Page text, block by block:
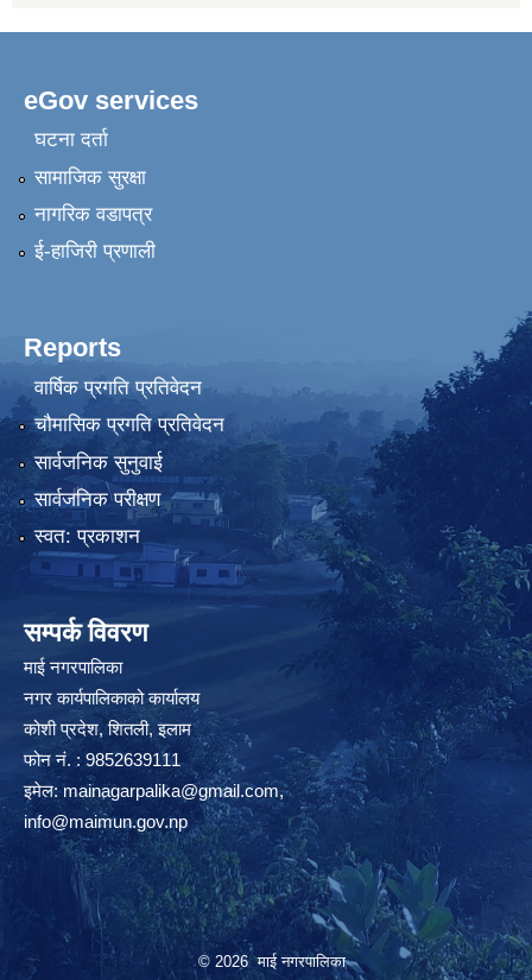
eGov services
घटना दर्ता
सामाजिक सुरक्षा
नागरिक वडापत्र
ई-हाजिरी प्रणाली
Reports
वार्षिक प्रगति प्रतिवेदन
चौमासिक प्रगति प्रतिवेदन
सार्वजनिक सुनुवाई
सार्वजनिक परीक्षण
स्वत: प्रकाशन
सम्पर्क विवरण
माई नगरपालिका
नगर कार्यपालिकाको कार्यालय
कोशी प्रदेश, शितली, इलाम
फोन नं. : 9852639111
इमेल:mainagarpalika@gmail.com,
info@maimun.gov.np
© 2026 माई नगरपालिका